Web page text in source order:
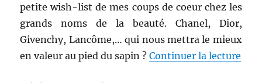
petite wish-list de mes coups de coeur chez les
grands noms de la beauté. Chanel, Dior,
Givenchy, Lancôme,… qui nous mettra le mieux
en valeur au pied du sapin ?Continuer la lecture